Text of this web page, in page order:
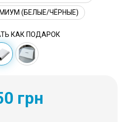
(БЕЛЫЕ/ЧЁРНЫЕ)
КАК ПОДАРОК
грн